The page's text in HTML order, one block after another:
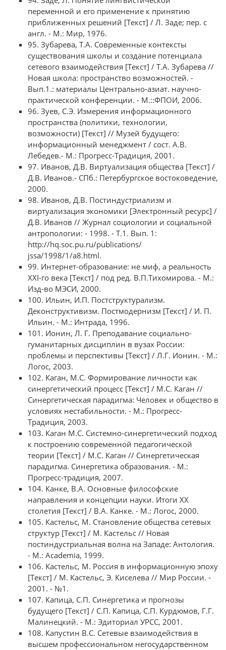
переменной и его применение к принятию
приближенных решений [Текст] / Л. Заде; пер. с
англ. - М.: Мир, 1976.
95. Зубарева, Т.А. Современные контексты
существования школы и создание потенциала
сетевого взаимодействия [Текст] / Т.А. Зубарева //
Новая школа: пространство возможностей. -
Вып.1.: материалы Центрально-азиат. научно-
практической конференции. - М.::ФПОИ, 2006.
96. Зуев, С.Э. Измерения информационного
пространства (политики, технологии,
возможности) [Текст] // Музей будущего:
информационный менеджмент / сост. А.В.
Лебедев.- М.: Прогресс-Традиция, 2001.
97. Иванов, Д.В. Виртуализация общества [Текст] /
Д.В. Иванов.- СПб.: Петербургское востоковедение,
2000.
98. Иванов, Д.В. Постиндустриализм и
виртуализация экономики [Электронный ресурс] /
Д.В. Иванов // Журнал социологии и социальной
антропологии: - 1998. - Т.1. Вып. 1:
http://hq.soc.pu.ru/publications/
jssa/1998/1/a8.html.
99. Интернет-образование: не миф, а реальность
XXI-го века [Текст] / под ред. В.П.Тихомирова. - М.:
Изд-во МЭСИ, 2000.
100. Ильин, И.П. Постструктурализм.
Деконструктивизм. Постмодернизм [Текст] / И. П.
Ильин. - М.: Интрада, 1996.
101. Ионин, Л. Г. Преподавание социально-
гуманитарных дисциплин в вузах России:
проблемы и перспективы [Текст] / Л.Г. Ионин. - М.:
Логос, 2003.
102. Каган, М.С. Формирование личности как
синергетический процесс [Текст] / М.С. Каган //
Синергетическая парадигма: Человек и общество в
условиях нестабильности. - М.: Прогресс-
Традиция, 2003.
103. Каган М.С. Системно-синергетический подход
к построению современной педагогической
теории [Текст] / М.С. Каган // Синергетическая
парадигма. Синергетика образования. - М.:
Прогресс-традиция, 2007.
104. Канке, В.А. Основные философские
направления и концепции науки. Итоги ХХ
столетия [Текст] / В.А. Канке. - М.: Логос, 2000.
105. Кастельс, М. Становление общества сетевых
структур [Текст] / М. Кастельс // Новая
постиндустриальная волна на Западе: Антология.
- М.: Academia, 1999.
106. Кастельс, М. Россия в информационную эпоху
[Текст] / М. Кастельс, Э. Киселева // Мир России. -
2001. - №1.
107. Капица, С.П. Синергетика и прогнозы
будущего [Текст] / С.П. Капица, С.П. Курдюмов, Г.Г.
Малинецкий. - М.: Эдиториал УРСС, 2001.
108. Капустин В.С. Сетевые взаимодействия в
высшем профессиональном негосударственном